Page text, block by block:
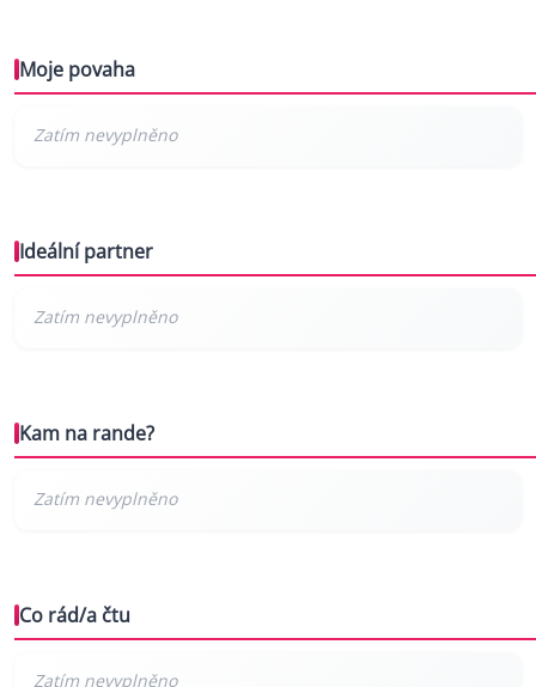
Moje povaha
Ideální partner
Kam na rande?
Co rád/a čtu